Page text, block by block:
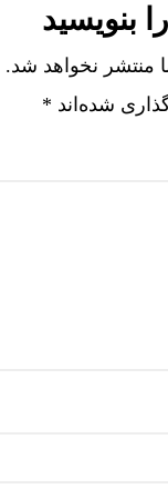
بنویسید
منتشر نخواهد شد.
شده‌اند *